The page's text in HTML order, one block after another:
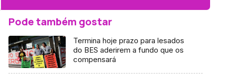
Pode também gostar
Termina hoje prazo para lesados
do BES aderirem a fundo que os
compensará